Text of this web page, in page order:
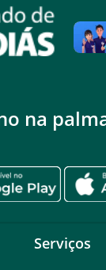
na
Serviços